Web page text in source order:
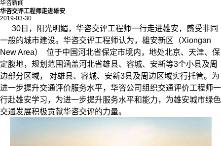
华咨新闻
华咨交评工程师走进雄安
2019-03-30
30日，阳光明媚，华咨交评工程师一行走进雄安，感受非同
一般的城市建设。华咨交评工程师认为，雄安新区（Xiongan
New Area） 位于中国河北省保定市境内，地处北京、天津、保
定腹地，规划范围涵盖河北省雄县、容城、安新等3个小县及周
边部分区域， 对雄县、容城、安新3县及周边区域实行托管。为
进一步提升交通评价服务水平，华咨公司组织交通评价工程师一
行赴雄安学习，为进一步提升服务水平和能力，为雄安城市绿色
交通发展积极贡献华咨交评的力量。